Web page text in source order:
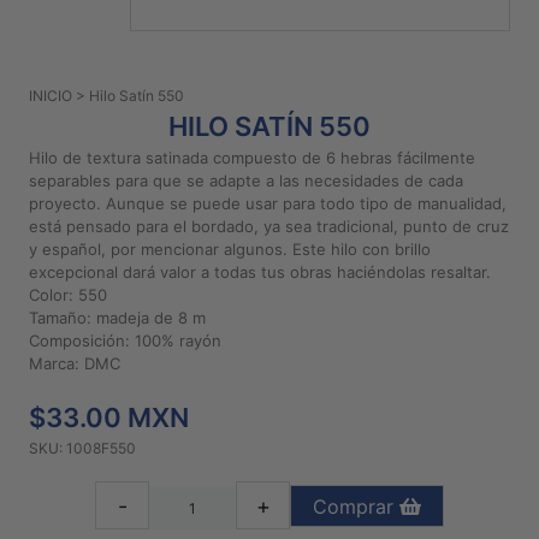
Preguntas
Aviso De
Privacidad
Políticas
Compra
Diseños
INICIO > Hilo Satín 550
HILO SATÍN 550
Hilo de textura satinada compuesto de 6 hebras fácilmente
separables para que se adapte a las necesidades de cada
proyecto. Aunque se puede usar para todo tipo de manualidad,
está pensado para el bordado, ya sea tradicional, punto de cruz
y español, por mencionar algunos. Este hilo con brillo
excepcional dará valor a todas tus obras haciéndolas resaltar.
Color: 550
Tamaño: madeja de 8 m
Composición: 100% rayón
Marca: DMC
$33.00 MXN
SKU: 1008F550
- + Comprar